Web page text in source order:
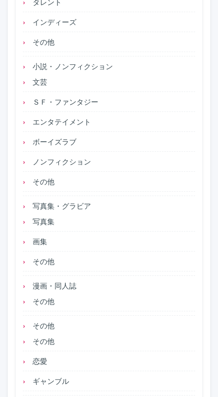
インディーズ
その他
小説・ノンフィクション
文芸
ＳＦ・ファンタジー
エンタテイメント
ボーイズラブ
ノンフィクション
その他
写真集・グラビア
写真集
画集
その他
漫画・同人誌
その他
その他
その他
恋愛
ギャンブル